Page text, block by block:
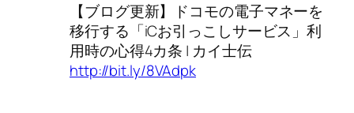
【ブログ更新】ドコモの電子マネーを
移行する「iCお引っこしサービス」利
用時の心得4カ条 | カイ士伝
http://bit.ly/8VAdpk